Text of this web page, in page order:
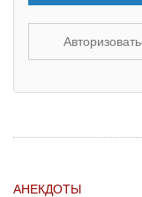
АНЕКДОТЫ